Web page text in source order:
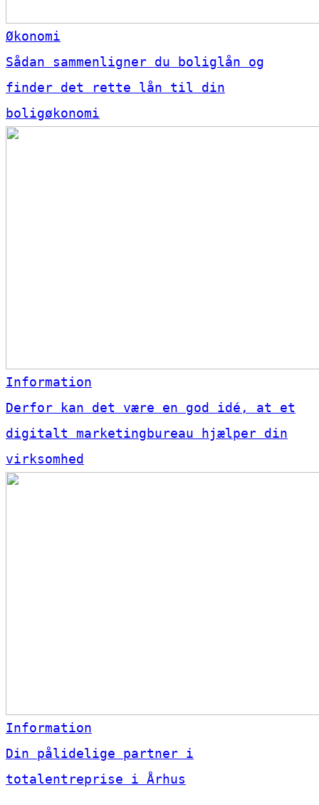
Økonomi
Sådan sammenligner du boliglån og
finder det rette lån til din
boligøkonomi
Information
Derfor kan det være en god idé, at et
digitalt marketingbureau hjælper din
virksomhed
Information
Din pålidelige partner i
totalentreprise i Århus